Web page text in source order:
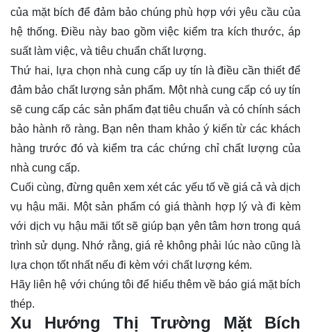
của mặt bích để đảm bảo chúng phù hợp với yêu cầu của
hệ thống. Điều này bao gồm việc kiểm tra kích thước, áp
suất làm việc, và tiêu chuẩn chất lượng.
Thứ hai, lựa chọn nhà cung cấp uy tín là điều cần thiết để
đảm bảo chất lượng sản phẩm. Một nhà cung cấp có uy tín
sẽ cung cấp các sản phẩm đạt tiêu chuẩn và có chính sách
bảo hành rõ ràng. Bạn nên tham khảo ý kiến từ các khách
hàng trước đó và kiểm tra các chứng chỉ chất lượng của
nhà cung cấp.
Cuối cùng, đừng quên xem xét các yếu tố về giá cả và dịch
vụ hậu mãi. Một sản phẩm có giá thành hợp lý và đi kèm
với dịch vụ hậu mãi tốt sẽ giúp bạn yên tâm hơn trong quá
trình sử dụng. Nhớ rằng, giá rẻ không phải lúc nào cũng là
lựa chọn tốt nhất nếu đi kèm với chất lượng kém.
Hãy liên hệ với chúng tôi để hiểu thêm về báo giá mặt bích
thép.
Xu Hướng Thị Trường Mặt Bích